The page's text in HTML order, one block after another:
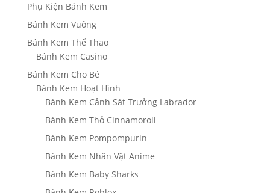
Phụ Kiện Bánh Kem
Bánh Kem Vuông
Bánh Kem Thể Thao
Bánh Kem Casino
Bánh Kem Cho Bé
Bánh Kem Hoạt Hình
Bánh Kem Cảnh Sát Trưởng Labrador
Bánh Kem Thỏ Cinnamoroll
Bánh Kem Pompompurin
Bánh Kem Nhân Vật Anime
Bánh Kem Baby Sharks